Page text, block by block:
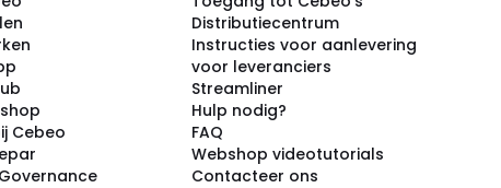
Cebeo
Distributiecentrum
Instructies voor aanlevering
voor leveranciers
Streamliner
Hulp nodig?
FAQ
Webshop videotutorials
Contacteer ons